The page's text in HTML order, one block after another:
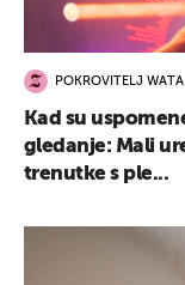
POKROVITELJ WATA
Kad su
gledanje: Mali
trenutke s ple...